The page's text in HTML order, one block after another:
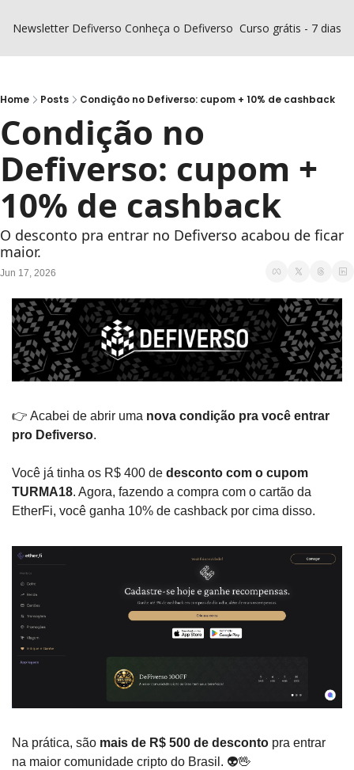
Newsletter Defiverso Conheça o Defiverso Curso grátis - 7 dias
Home Posts Condição no Defiverso: cupom + 10% de cashback
Condição no
Defiverso: cupom +
10% de cashback
O desconto pra entrar no Defiverso acabou de ficar
maior.
Jun 17, 2026
👉 Acabei de abrir uma nova condição pra você entrar
pro Defiverso.
Você já tinha os R$ 400 de desconto com o cupom
TURMA18. Agora, fazendo a compra com o cartão da
EtherFi, você ganha 10% de cashback por cima disso.
Na prática, são mais de R$ 500 de desconto pra entrar
na maior comunidade cripto do Brasil. 👽🖖